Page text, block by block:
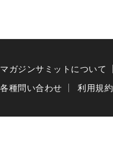
マガジンサミットについて
各種問い合わせ
利用規約